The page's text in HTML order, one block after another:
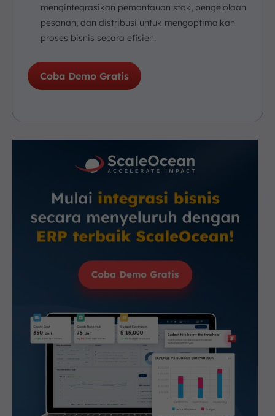
mengintegrasikan pemantauan stok, pengelolaan
pesanan, dan distribusi untuk mengoptimalkan
proses bisnis secara efisien.
Coba Demo Gratis